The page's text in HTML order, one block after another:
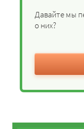
Давайте мы
о них?